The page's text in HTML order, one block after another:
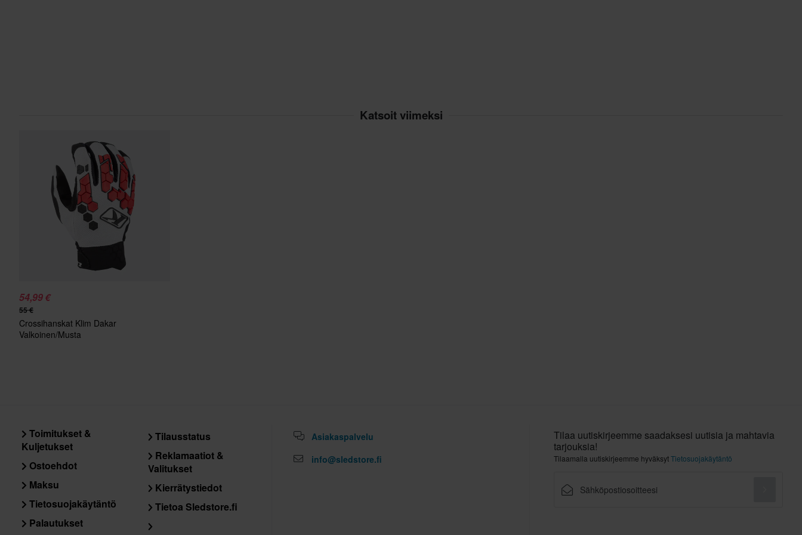
Ei määriteltyKatsoit viimeksi
54,99 €
55 €
Crossihanskat Klim Dakar
Valkoinen/Musta
Toimitukset &
Kuljetukset
Ostoehdot
Maksu
Tietosuojakäytäntö
Palautukset
Tilausstatus
Reklamaatiot &
Valitukset
Kierrätystiedot
Tietoa Sledstore.fi
Asiakaspalvelu
info@sledstore.fi
Tilaa uutiskirjeemme saadaksesi uutisia ja mahtavia
tarjouksia!
Tilaamalla uutiskirjeemme hyväksytTietosuojakäytäntö